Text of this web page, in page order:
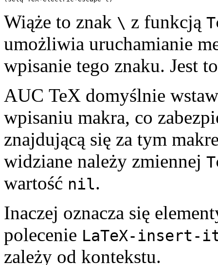
Wiąże to znak \ z funkcją
umożliwia uruchamianie
wpisanie tego znaku. Jest
AUC TeX domyślnie
wpisaniu makra, co
znajdującą się za tym
widziane należy zmiennej
wartość nil.
Inaczej oznacza się
polecenie LaTeX-insert-
zależy od kontekstu.